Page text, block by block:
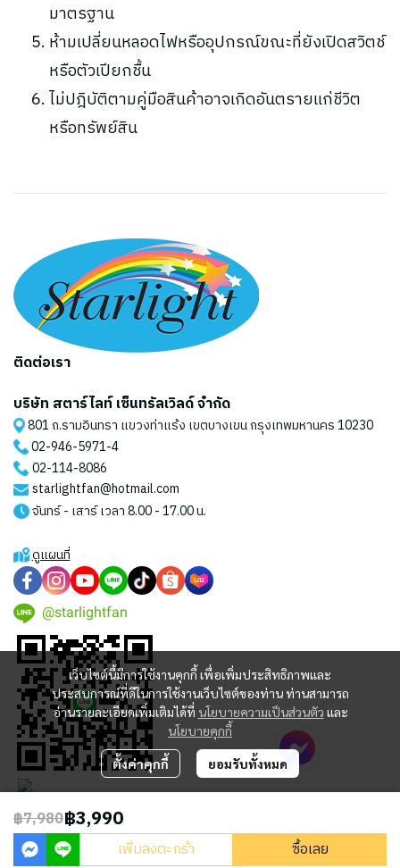
มาตรฐาน
ห้ามเปลี่ยนหลอดไฟหรืออุปกรณ์ขณะที่ยังเปิดสวิตช์
หรือตัวเปียกชื้น
ไม่ปฎิบัติตามคู่มือสินค้าอาจเกิดอันตรายแก่ชีวิต
หรือทรัพย์สิน
฿7,980฿3,990
เพิ่มลงตะกร้า ซื้อเลย
เว็บไซต์นี้มีการใช้งานคุกกี้ เพื่อเพิ่มประสิทธิภาพและ
ประสบการณ์ที่ดีในการใช้งานเว็บไซต์ของท่าน ท่านสามารถ
อ่านรายละเอียดเพิ่มเติมได้ที่ นโยบายความเป็นส่วนตัว และ
นโยบายคุกกี้
ตั้งค่าคุกกี้ ยอมรับทั้งหมด
ติดต่อเรา
บริษัท สตาร์ไลท์ เซ็นทรัลเวิลด์ จำกัด
801 ถ.รามอินทรา แขวงท่าแร้ง เขตบางเขน กรุงเทพมหานคร 10230
02-946-5971-4
02-114-8086
starlightfan@hotmail.com
จันทร์ - เสาร์ เวลา 8.00 - 17.00 น.
ดูแผนที่
@starlightfan
2023 © STARLIGHT CENTRAL WORLD CO., LTD